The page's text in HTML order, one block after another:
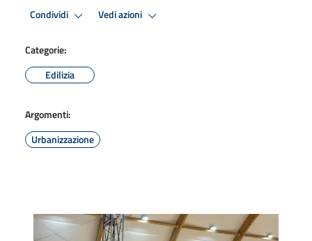
Condividi Vedi azioni
Categorie:
Edilizia
Argomenti:
Urbanizzazione